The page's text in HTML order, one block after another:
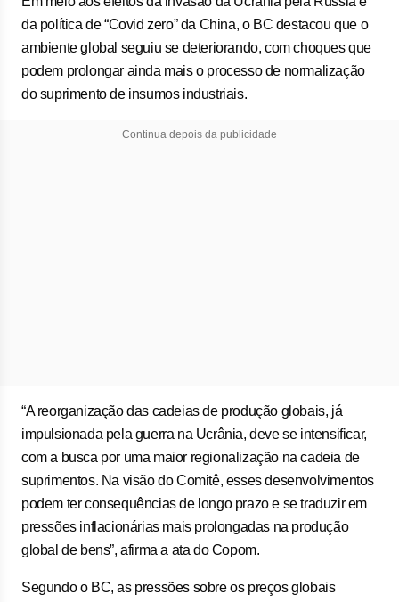
da política de “Covid zero” da China, o BC destacou que o
ambiente global seguiu se deteriorando, com choques que
podem prolongar ainda mais o processo de normalização
do suprimento de insumos industriais.
Continua depois da publicidade
“A reorganização das cadeias de produção globais, já
impulsionada pela guerra na Ucrânia, deve se intensificar,
com a busca por uma maior regionalização na cadeia de
suprimentos. Na visão do Comitê, esses desenvolvimentos
podem ter consequências de longo prazo e se traduzir em
pressões inflacionárias mais prolongadas na produção
global de bens”, afirma a ata do Copom.
Segundo o BC, as pressões sobre os preços globais